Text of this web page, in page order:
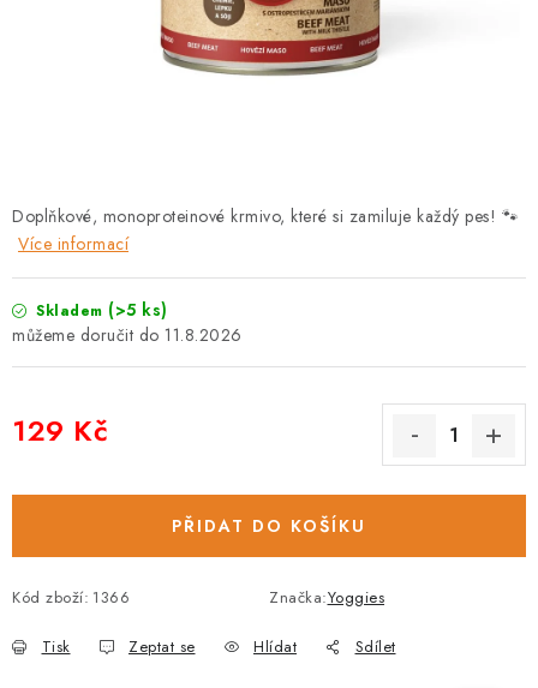
VÝMĚNA, VRÁCENÍ A REKLAMACE
Zásady použivání souboru cookies
Hodnocení obchodu
Doplňkové, monoproteinové krmivo, které si zamiluje každý pes! 🐾
Více informací
Skladem (>5 ks)
11.8.2026
129 Kč
PŘIDAT DO KOŠÍKU
Kód zboží: 1366 Značka:Yoggies
Tisk Zeptat se Hlídat Sdílet